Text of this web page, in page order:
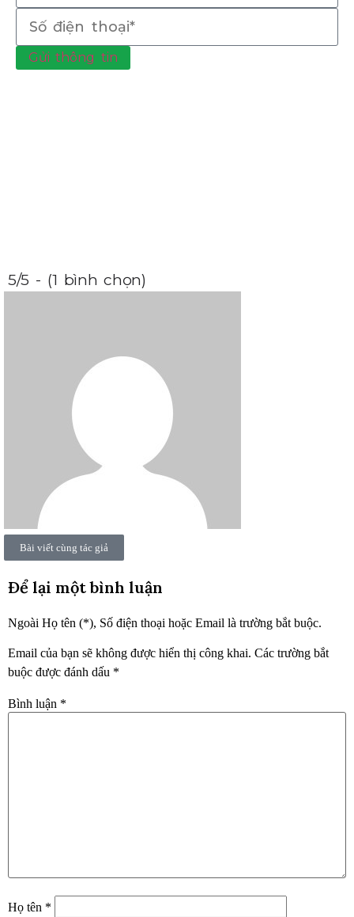
Gửi thông tin
5/5 - (1 bình chọn)
Bài viết cùng tác giả
Để lại một bình luận
Ngoài Họ tên (*), Số điện thoại hoặc Email là trường bắt buộc.
Email của bạn sẽ không được hiển thị công khai. Các trường bắt
buộc được đánh dấu *
Bình luận *
Họ tên *